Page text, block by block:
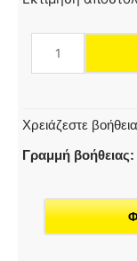
Ψεκαστήρας
'n'
Clean,
Αφρός
Ultra
ποσότητα
Χρειάζεστε
Γραμμή